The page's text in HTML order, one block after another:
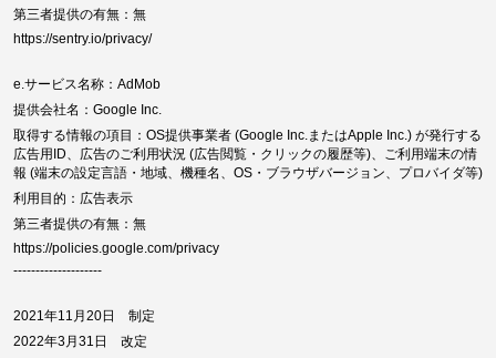
第三者提供の有無：無
https://sentry.io/privacy/
e.サービス名称：AdMob
提供会社名：Google Inc.
取得する情報の項目：OS提供事業者 (Google Inc.またはApple Inc.) が発行する
広告用ID、広告のご利用状況 (広告閲覧・クリックの履歴等)、ご利用端末の情
報 (端末の設定言語・地域、機種名、OS・ブラウザバージョン、プロバイダ等)
利用目的：広告表示
第三者提供の有無：無
https://policies.google.com/privacy
--------------------
2021年11月20日 制定
2022年3月31日 改定